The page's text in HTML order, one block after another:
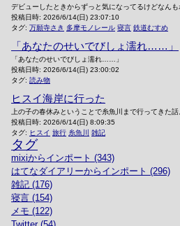
デビューしたときからずっと気になってるけどなんも
投稿日時: 2026/6/14(日) 23:07:10
タグ: 万願寺さき 多摩モノレール 寝言 鉄道むすめ
「あなたのせいでびしょ濡れ……」
「あなたのせいでびしょ濡れ……」
投稿日時: 2026/6/14(日) 23:00:02
タグ: 読み物
ヒスイ海岸に行った
上の子の春休みということで糸魚川まで行ってきた話
投稿日時: 2026/6/14(日) 8:09:35
タグ: ヒスイ 旅行 糸魚川 雑記
タグ
mixiからインポート (343)
はてなダイアリーからインポート (296)
雑記 (176)
寝言 (154)
メモ (122)